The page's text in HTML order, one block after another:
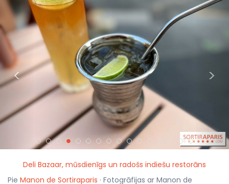
< >
Deli Bazaar, mūsdienīgs un radošs indiešu restorāns
Pie Manon de Sortiraparis · Fotogrāfijas ar Manon de